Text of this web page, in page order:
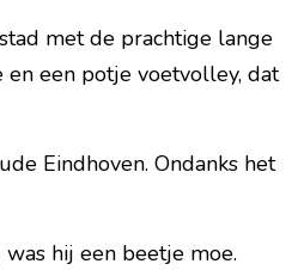
met de prachtige lange
en een potje voetvolley, dat
Eindhoven. Ondanks het
hij een beetje moe.